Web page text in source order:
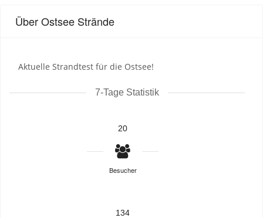
Über Ostsee Strände
Aktuelle Strandtest für die Ostsee!
7-Tage Statistik
20
Besucher
134